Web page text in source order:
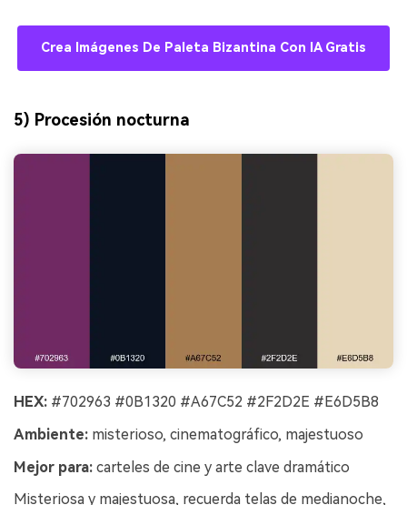
Crea Imágenes De Paleta Bizantina Con IA Gratis
5) Procesión nocturna
HEX: #702963 #0B1320 #A67C52 #2F2D2E #E6D5B8
Ambiente: misterioso, cinematográfico, majestuoso
Mejor para: carteles de cine y arte clave dramático
Misteriosa y majestuosa, recuerda telas de medianoche,